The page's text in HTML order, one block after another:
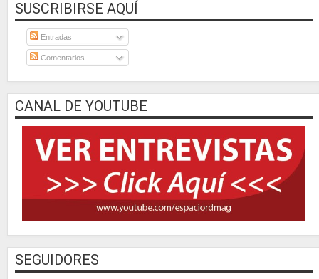
SUSCRIBIRSE AQUÍ
Entradas
Comentarios
CANAL DE YOUTUBE
SEGUIDORES